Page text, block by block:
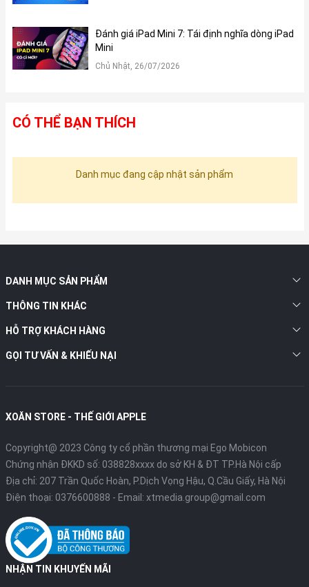
Đánh giá iPad Mini 7: Tái định nghĩa dòng iPad
Mini
Chủ Nhật, 26/07/2026
CÓ THỂ BẠN THÍCH
Danh mục đang cập nhật sản phẩm
DANH MỤC SẢN PHẨM
THÔNG TIN KHÁC
HỖ TRỢ KHÁCH HÀNG
GỌI TƯ VẤN & KHIẾU NẠI
XOĂN STORE - THẾ GIỚI APPLE
Copyright@ 2023 Công ty cổ phần thương mại Ego Mobicon
Chứng nhận ĐKKD số: 038828xxxx do sở KH & ĐT TP.Hà Nội cấp
Địa chỉ: 207 Trần Quốc Hoàn, P.Dịch Vọng Hậu, Q.Cầu Giấy, Hà Nội
Điện thoại: 0376600888 - Email: xtmedia.group@gmail.com
NHẬN TIN KHUYẾN MÃI